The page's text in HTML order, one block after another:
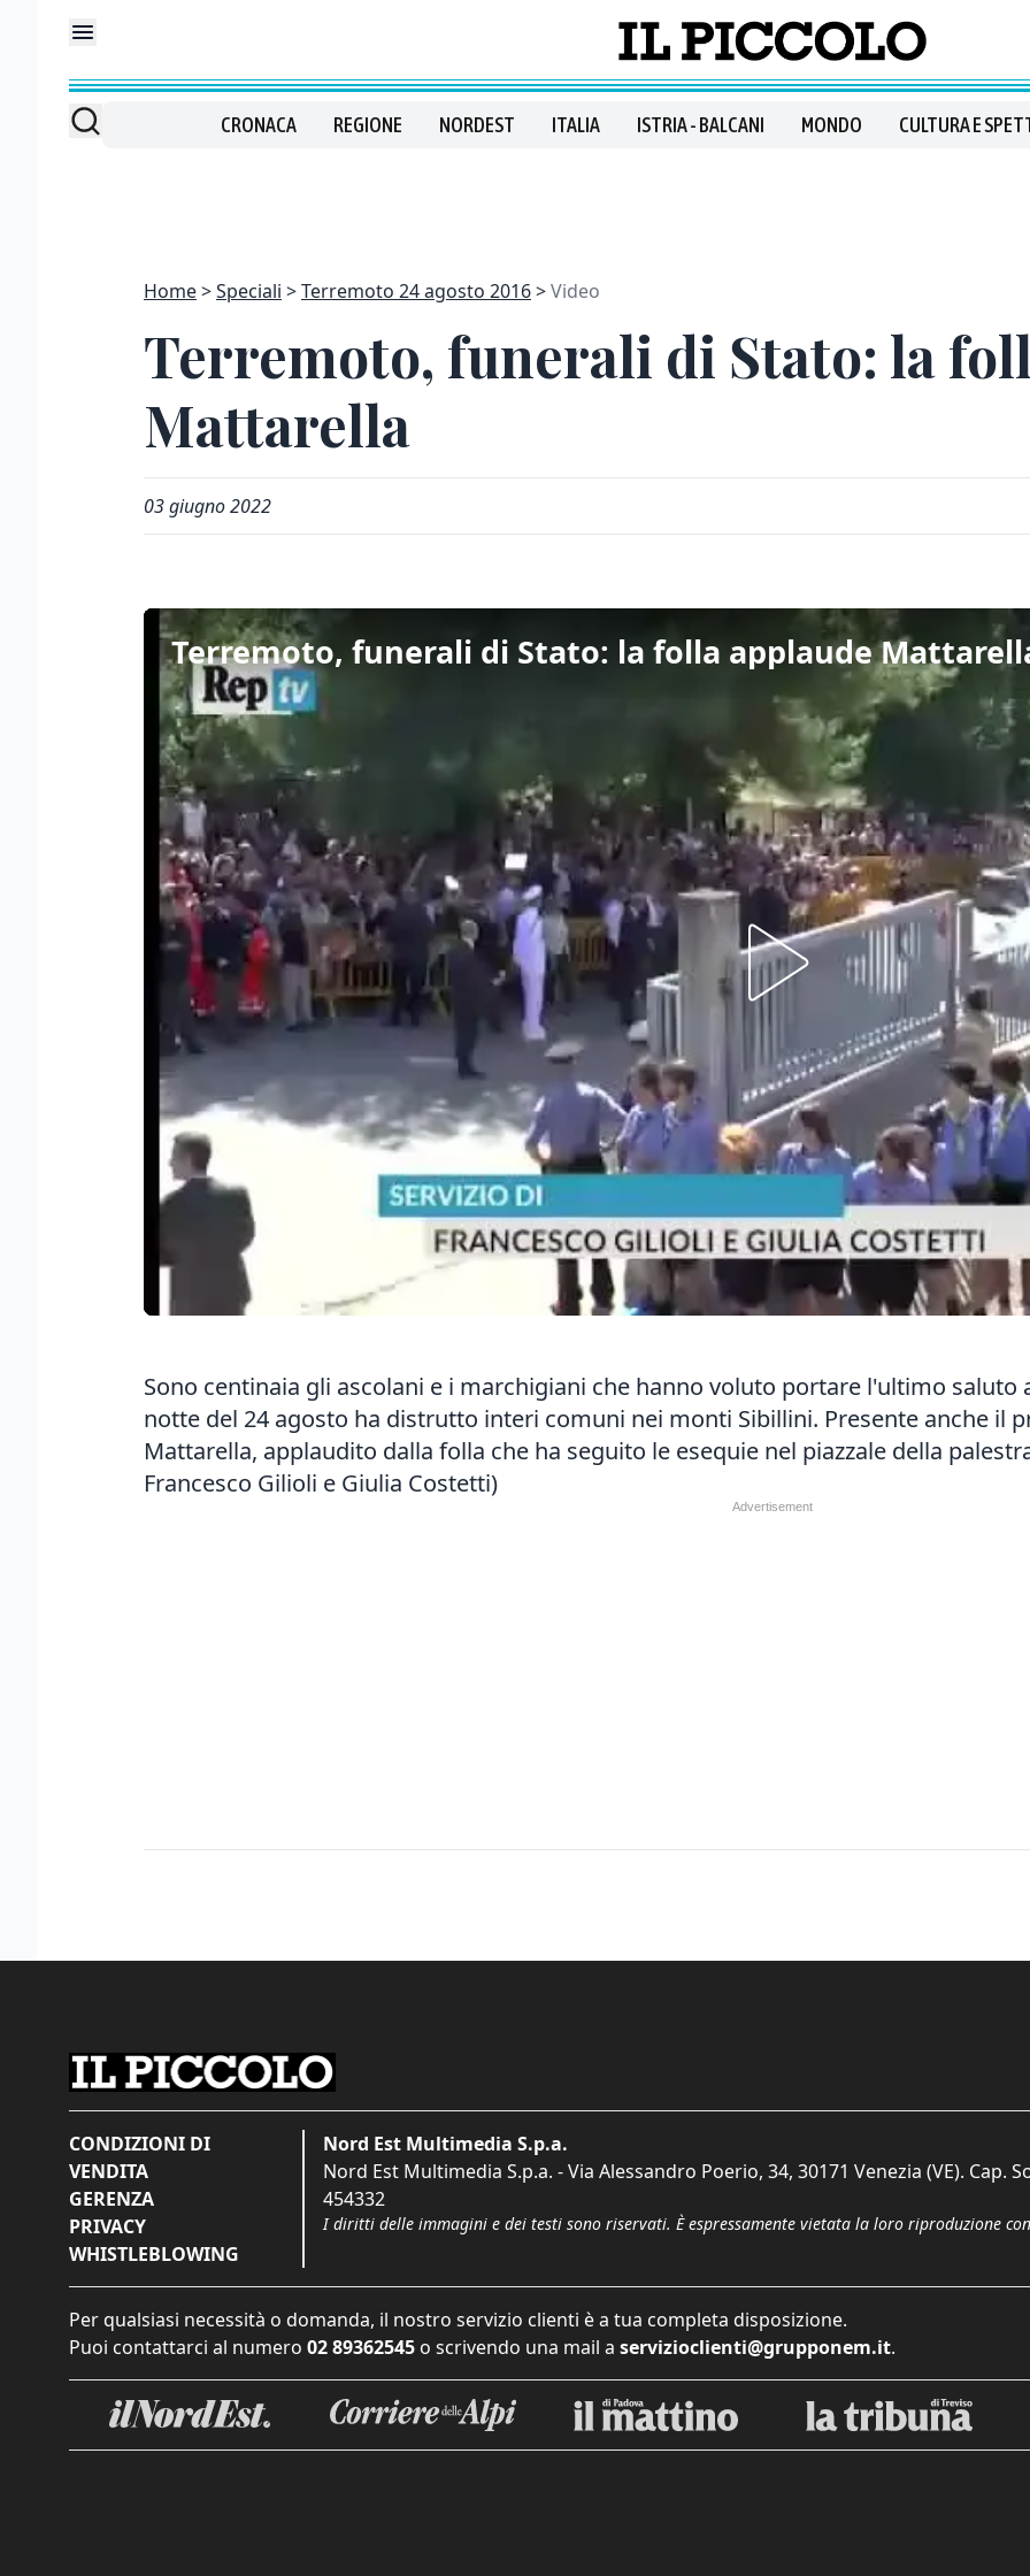
CRONACA REGIONE NORDEST ITALIA ISTRIA - BALCANI MONDO CULTURA E
Home Speciali Terremoto 24 agosto 2016 Video
Terremoto, funerali di Stato: la
Mattarella
03 giugno 2022
Terremoto, funerali di Stato: la folla applaude
Sono centinaia gli ascolani e i marchigiani che hanno voluto portare l'ultimo
notte del 24 agosto ha distrutto interi comuni nei monti Sibillini. Presente anche il
Mattarella, applaudito dalla folla che ha seguito le esequie nel piazzale della
Francesco Gilioli e Giulia Costetti)
CONDIZIONI DI
VENDITA
GERENZA
PRIVACY
WHISTLEBLOWING
Nord Est Multimedia S.p.a.
Nord Est Multimedia S.p.a. - Via Alessandro Poerio, 34, 30171 Venezia (VE). Cap.
454332
I diritti delle immagini e dei testi sono riservati. È espressamente vietata la loro riproduzione
Per qualsiasi necessità o domanda, il nostro servizio clienti è a tua completa disposizione.
Puoi contattarci al numero 02 89362545 o scrivendo una mail a servizioclienti@grupponem.it.